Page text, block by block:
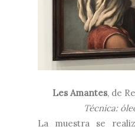
Les Amantes, de
Técnica:
La muestra se